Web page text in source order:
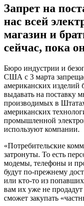
Запрет на
нас всей
магазин и
сейчас, пока
Бюро индустрии и
США с 3 марта
американских изделий
выдавать на поставку
производимых в
американских
промышленной
используют компании.
«Потребительские
затронуты. То есть
модемы, телефоны и
будут по-прежнему
или кто-то из
вам их уже не продадут
сможет закупать